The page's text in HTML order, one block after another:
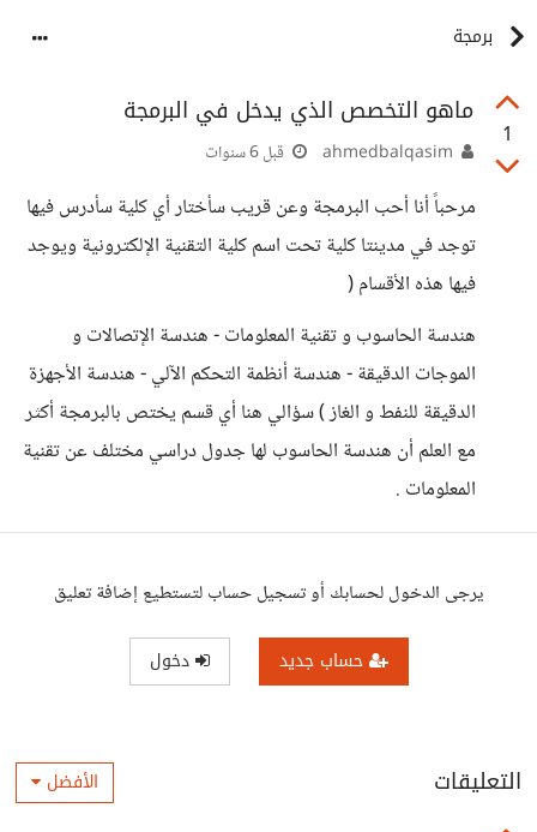
برمجة
1
ماهو التخصص الذي يدخل في البرمجة
قبل 6 سنوات
مرحباً أنا أحب البرمجة وعن قريب سأختار أي كلية سأدرس فيها
توجد في مدينتا كلية تحت اسم كلية التقنية الإلكترونية ويوجد
فيها هذه الأقسام (
هندسة الحاسوب و تقنية المعلومات - هندسة الإتصالات و
الموجات الدقيقة - هندسة أنظمة التحكم الآلي - هندسة الأجهزة
الدقيقة للنفط و الغاز ) سؤالي هنا أي قسم يختص بالبرمجة أكثر
مع العلم أن هندسة الحاسوب لها جدول دراسي مختلف عن تقنية
المعلومات .
يرجى الدخول لحسابك أو تسجيل حساب لتستطيع إضافة تعليق
حساب جديد دخول
التعليقات الأفضل